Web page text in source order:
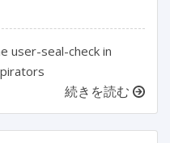
user-seal-check in
続きを読む